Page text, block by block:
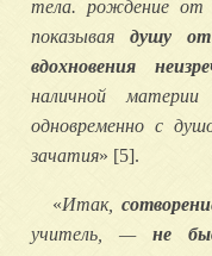
тела. рождение от
показываядушу от
вдохновения
наличной
одновременно с
зачатия» [5].
«Итак,
учитель, — не